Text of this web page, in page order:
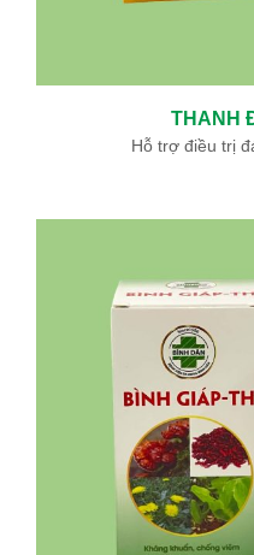
THANH
Hỗ trợ điều trị